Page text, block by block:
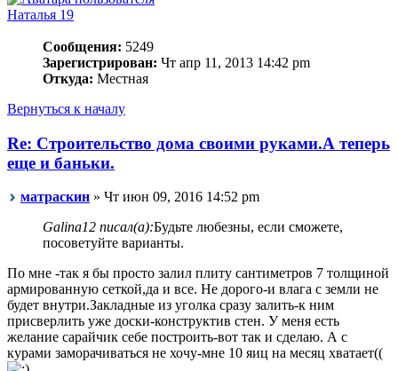
Наталья 19
Сообщения: 5249
Зарегистрирован: Чт апр 11, 2013 14:42 pm
Откуда: Местная
Вернуться к началу
Re: Строительство дома своими руками.А теперь
еще и баньки.
матраскин » Чт июн 09, 2016 14:52 pm
Galina12 писал(а):Будьте любезны, если сможете,
посоветуйте варианты.
По мне -так я бы просто залил плиту сантиметров 7 толщиной
армированную сеткой,да и все. Не дорого-и влага с земли не
будет внутри.Закладные из уголка сразу залить-к ним
присверлить уже доски-конструктив стен. У меня есть
желание сарайчик себе построить-вот так и сделаю. А с
курами заморачиваться не хочу-мне 10 яиц на месяц хватает((